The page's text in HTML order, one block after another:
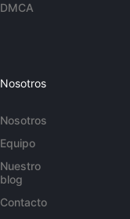
DMCA
Nosotros
Nosotros
Equipo
Nuestro
blog
Contacto